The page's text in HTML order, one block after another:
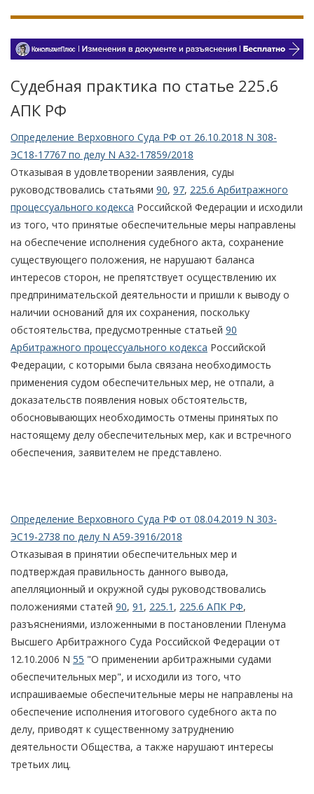
Судебная практика по статье 225.6
АПК РФ
Определение Верховного Суда РФ от 26.10.2018 N 308-
ЭС18-17767 по делу N А32-17859/2018
Отказывая в удовлетворении заявления, суды
руководствовались статьями 90, 97, 225.6 Арбитражного
процессуального кодекса Российской Федерации и исходили
из того, что принятые обеспечительные меры направлены
на обеспечение исполнения судебного акта, сохранение
существующего положения, не нарушают баланса
интересов сторон, не препятствует осуществлению их
предпринимательской деятельности и пришли к выводу о
наличии оснований для их сохранения, поскольку
обстоятельства, предусмотренные статьей 90
Арбитражного процессуального кодекса Российской
Федерации, с которыми была связана необходимость
применения судом обеспечительных мер, не отпали, а
доказательств появления новых обстоятельств,
обосновывающих необходимость отмены принятых по
настоящему делу обеспечительных мер, как и встречного
обеспечения, заявителем не представлено.
Определение Верховного Суда РФ от 08.04.2019 N 303-
ЭС19-2738 по делу N А59-3916/2018
Отказывая в принятии обеспечительных мер и
подтверждая правильность данного вывода,
апелляционный и окружной суды руководствовались
положениями статей 90, 91 , 225.1 , 225.6 АПК РФ,
разъяснениями, изложенными в постановлении Пленума
Высшего Арбитражного Суда Российской Федерации от
12.10.2006 N 55 "О применении арбитражными судами
обеспечительных мер", и исходили из того, что
испрашиваемые обеспечительные меры не направлены на
обеспечение исполнения итогового судебного акта по
делу, приводят к существенному затруднению
деятельности Общества, а также нарушают интересы
третьих лиц.